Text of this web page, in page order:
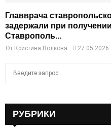
Главврача
задержали при
Ставрополь...
От Кристина Волкова 27.05.2026
РУБРИКИ